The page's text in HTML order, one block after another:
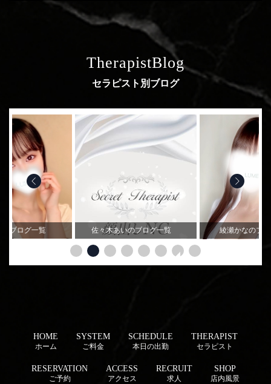
TherapistBlog
セラピスト別ブログ
のブログ一覧 佐々木あいのブログ一覧 綾瀬かなのブ
HOME
ホーム
SYSTEM
ご料金
SCHEDULE
本日の出勤
THERAPIST
セラピスト
RESERVATION
ご予約
ACCESS
アクセス
RECRUIT
求人
SHOP
店内風景